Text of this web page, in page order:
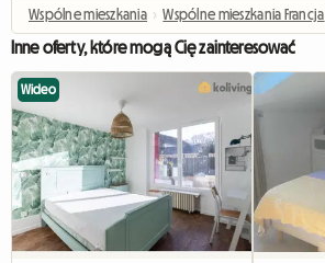
Wspólne mieszkania › Wspólne mieszkania Francja
Inne oferty, które mogą Cię zainteresować
Wideo